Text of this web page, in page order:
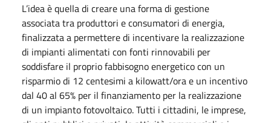
L’idea è quella di creare una forma di gestione
associata tra produttori e consumatori di energia,
finalizzata a permettere di incentivare la realizzazione
di impianti alimentati con fonti rinnovabili per
soddisfare il proprio fabbisogno energetico con un
risparmio di 12 centesimi a kilowatt/ora e un incentivo
dal 40 al 65% per il finanziamento per la realizzazione
di un impianto fotovoltaico. Tutti i cittadini, le imprese,